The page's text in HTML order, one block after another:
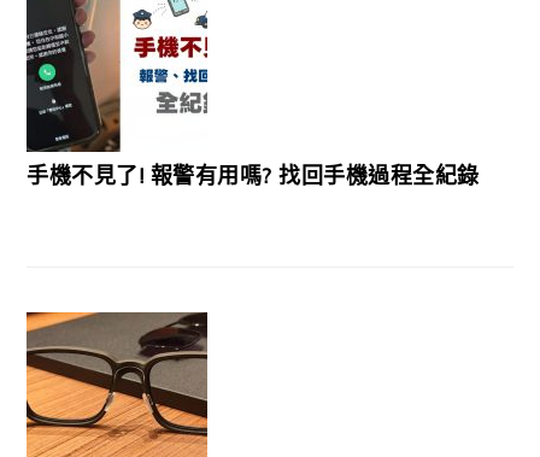
手機不見了! 報警有用嗎? 找回手機過程全紀錄